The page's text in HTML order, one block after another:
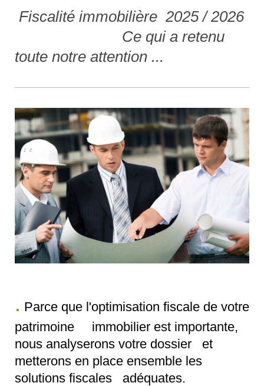
Fiscalité immobilière 2025 / 2026
Ce qui a retenu
toute notre attention ...
. Parce que l'optimisation fiscale de votre
patrimoine immobilier est importante,
nous analyserons votre dossier et
metterons en place ensemble les
solutions fiscales adéquates.